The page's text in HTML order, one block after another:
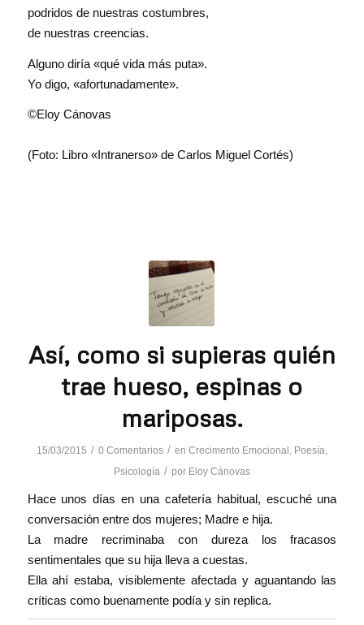
podridos de nuestras costumbres,
de nuestras creencias.
Alguno diría «qué vida más puta».
Yo digo, «afortunadamente».
©Eloy Cánovas
(Foto: Libro «Intranerso» de Carlos Miguel Cortés)
Así, como si supieras quién
trae hueso, espinas o
mariposas.
15/03/2015 / 0 Comentarios / en Crecimento Emocional Poesía
Psicología / por Eloy Cánovas
Hace unos días en una cafetería habitual, escuché una
conversación entre dos mujeres; Madre e hija.
La madre recriminaba con dureza los fracasos
sentimentales que su hija lleva a cuestas.
Ella ahí estaba, visiblemente afectada y aguantando las
críticas como buenamente podía y sin replica.